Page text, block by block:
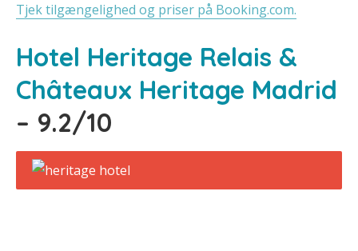
Tjek tilgængelighed og priser på Booking.com.
Hotel Heritage Relais &
Châteaux Heritage Madrid
– 9.2/10